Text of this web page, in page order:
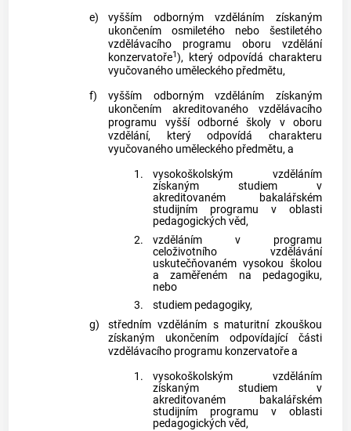
e)
vyšším odborným vzděláním získaným
ukončením osmiletého nebo šestiletého
vzdělávacího programu oboru vzdělání
konzervatoře1), který odpovídá charakteru
vyučovaného uměleckého předmětu,
f)
vyšším odborným vzděláním získaným
ukončením akreditovaného vzdělávacího
programu vyšší odborné školy v oboru
vzdělání, který odpovídá charakteru
vyučovaného uměleckého předmětu, a
1.
vysokoškolským vzděláním
získaným studiem v
akreditovaném bakalářském
studijním programu v oblasti
pedagogických věd,
2.
vzděláním v programu
celoživotního vzdělávání
uskutečňovaném vysokou školou
a zaměřeném na pedagogiku,
nebo
3.
studiem pedagogiky,
g)
středním vzděláním s maturitní zkouškou
získaným ukončením odpovídající části
vzdělávacího programu konzervatoře a
1.
vysokoškolským vzděláním
získaným studiem v
akreditovaném bakalářském
studijním programu v oblasti
pedagogických věd,